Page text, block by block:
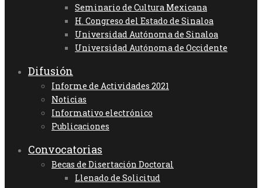
Seminario de Cultura Mexicana
H. Congreso del Estado de Sinaloa
Universidad Autónoma de Sinaloa
Universidad Autónoma de Occidente
Difusión
Informe de Actividades 2021
Noticias
Informativo electrónico
Publicaciones
Convocatorias
Becas de Disertación Doctoral
Llenado de Solicitud